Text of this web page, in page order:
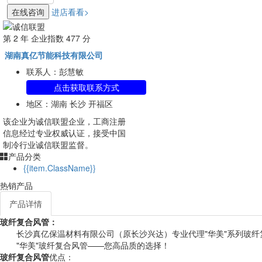
在线咨询 进店看看>
第 2 年 企业指数 477 分
湖南真亿节能科技有限公司
联系人：彭慧敏
点击获取联系方式
地区：湖南 长沙 开福区
该企业为诚信联盟企业，工商注册
信息经过专业权威认证，接受中国
制冷行业诚信联盟监督。
产品分类
{{item.ClassName}}
热销产品
产品详情
玻纤复合风管：
长沙真亿保温材料有限公司（原长沙兴达）专业代理"华美"系列玻纤
"华美"玻纤复合风管——您高品质的选择！
玻纤复合风管优点：